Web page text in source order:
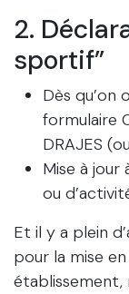
2.
sportif”
Dès qu’on
formulaire
DRAJES
Mise à
ou
Et il y a plein
pour la mise
établissement,